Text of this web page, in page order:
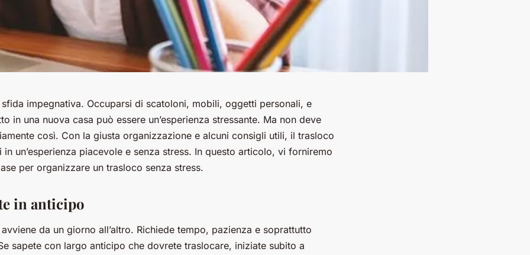
impegnativa. Occuparsi di scatoloni, mobili, oggetti personali, e
in una nuova casa può essere un’esperienza stressante. Ma non deve
così. Con la giusta organizzazione e alcuni consigli utili, il trasloco
un’esperienza piacevole e senza stress. In questo articolo, vi forniremo
per organizzare un trasloco senza stress.
in anticipo
da un giorno all’altro. Richiede tempo, pazienza e soprattutto
sapete con largo anticipo che dovrete traslocare, iniziate subito a